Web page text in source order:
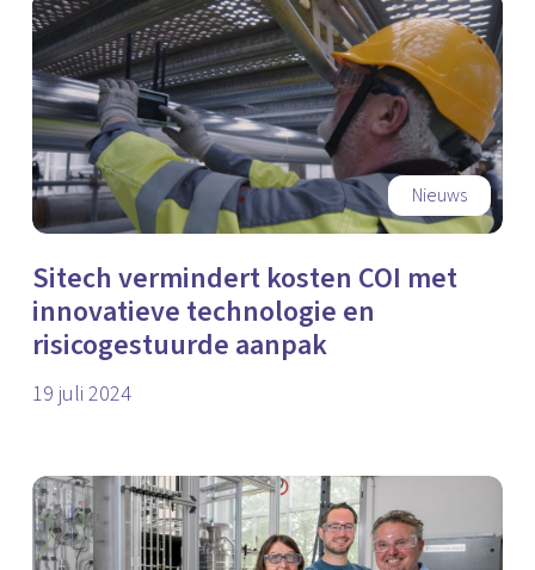
Nieuws
Sitech vermindert kosten COI met
innovatieve technologie en
risicogestuurde aanpak
19 juli 2024